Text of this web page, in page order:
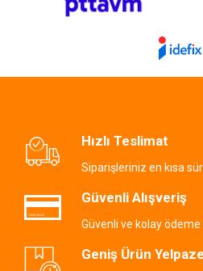
Hızlı Teslimat
Siparişleriniz en kısa
Güvenli Alışveriş
Güvenli ve kolay
Geniş Ürün